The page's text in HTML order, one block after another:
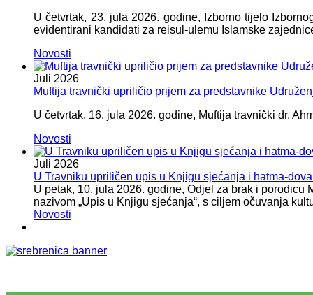
U četvrtak, 23. jula 2026. godine, Izborno tijelo
evidentirani kandidati za reisul-ulemu Islamske
Novosti
Juli 2026
Muftija travnički upriličio prijem za predstavnike
U četvrtak, 16. jula 2026. godine, Muftija travnički dr.
Novosti
Juli 2026
U Travniku upriličen upis u Knjigu sjećanja i hatma-
U petak, 10. jula 2026. godine, Odjel za brak i
nazivom „Upis u Knjigu sjećanja“, s ciljem očuvanja
Novosti